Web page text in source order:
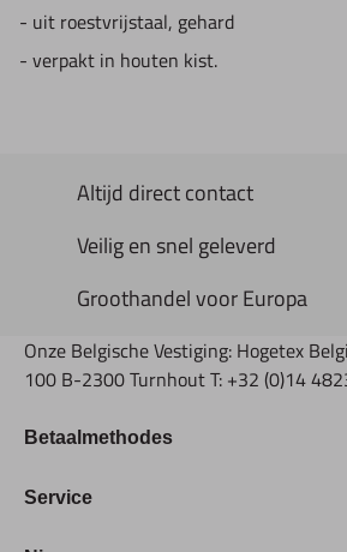
- uit roestvrijstaal, gehard
- verpakt in houten kist.
Altijd direct contact
Veilig en snel geleverd
Groothandel voor Europa
Onze Belgische Vestiging: Hogetex
100 B-2300 Turnhout T: +32 (0)14
Betaalmethodes
Bestellen & Betalen
Service